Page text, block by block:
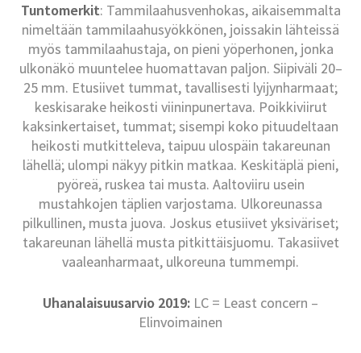
Tuntomerkit: Tammilaahusvenhokas, aikaisemmalta
nimeltään tammilaahusyökkönen, joissakin lähteissä
myös tammilaahustaja, on pieni yöperhonen, jonka
ulkonäkö muuntelee huomattavan paljon. Siipiväli 20–
25 mm. Etusiivet tummat, tavallisesti lyijynharmaat;
keskisarake heikosti viininpunertava. Poikkiviirut
kaksinkertaiset, tummat; sisempi koko pituudeltaan
heikosti mutkitteleva, taipuu ulospäin takareunan
lähellä; ulompi näkyy pitkin matkaa. Keskitäplä pieni,
pyöreä, ruskea tai musta. Aaltoviiru usein
mustahkojen täplien varjostama. Ulkoreunassa
pilkullinen, musta juova. Joskus etusiivet yksiväriset;
takareunan lähellä musta pitkittäisjuomu. Takasiivet
vaaleanharmaat, ulkoreuna tummempi.
Uhanalaisuusarvio 2019: LC = Least concern –
Elinvoimainen